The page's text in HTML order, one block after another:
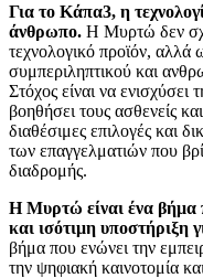
Για το Κάπα3, η
άνθρωπο. Η Μυρτώ δεν
τεχνολογικό προϊόν, αλλά
συμπεριληπτικού και
Στόχος είναι να
βοηθήσει τους ασθενείς
διαθέσιμες επιλογές και
των επαγγελματιών που
διαδρομής.
Η Μυρτώ είναι ένα βήμα
και ισότιμη υποστήριξη
βήμα που ενώνει την
την ψηφιακή καινοτομία